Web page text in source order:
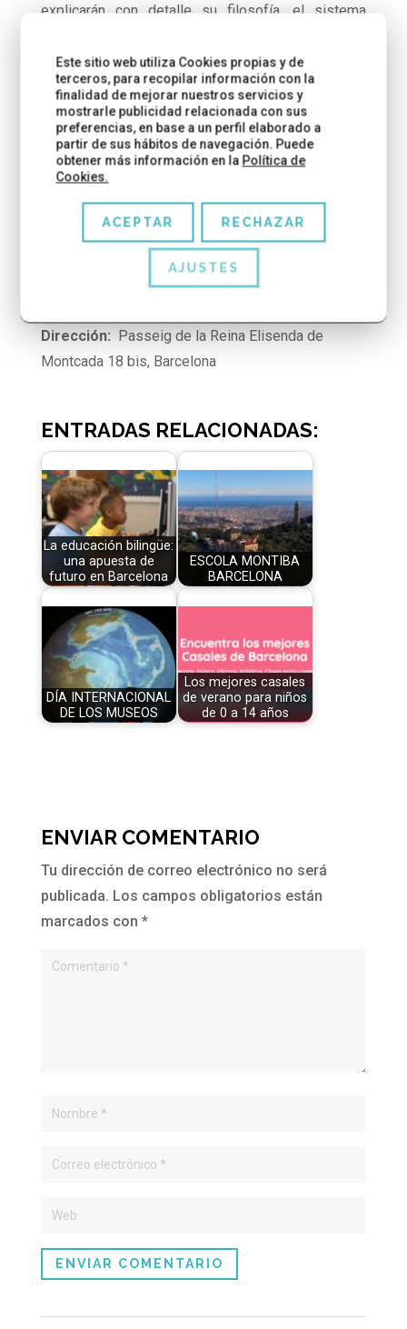
explicarán con detalle su filosofía, el sistema
admisión es sencillo y adaptado a cada familia.
Las plazas para octubre se están agotando; se
recomienda contactar cuanto antes para
asegurarse un lugar. St. George Barcelona
MÁS INFORMACIÓN:
Dirección: Passeig de la Reina Elisenda de
Montcada 18 bis, Barcelona
ENTRADAS RELACIONADAS:
La educación bilingüe:
una apuesta de
futuro en Barcelona
ESCOLA MONTIBA
BARCELONA
DÍA INTERNACIONAL
DE LOS MUSEOS
Los mejores casales
de verano para niños
de 0 a 14 años
ENVIAR COMENTARIO
Tu dirección de correo electrónico no será
publicada. Los campos obligatorios están
marcados con *
Este sitio web utiliza Cookies propias y de
terceros, para recopilar información con la
finalidad de mejorar nuestros servicios y
mostrarle publicidad relacionada con sus
preferencias, en base a un perfil elaborado a
partir de sus hábitos de navegación. Puede
obtener más información en la Política de
Cookies.
ACEPTAR RECHAZAR
AJUSTES